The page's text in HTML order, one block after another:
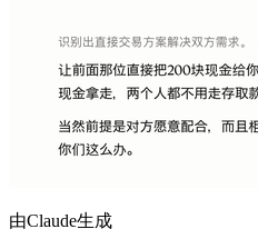
由Claude生成